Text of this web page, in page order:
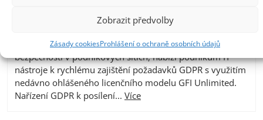
Zobrazit předvolby
Zásady cookiesProhlášení o ochraně osobních údajů
pomůže SMB firmám vyřešit zbývající požadavky
května 2018 – Společnost GFI Software,dodavatel řešení
bezpečnosti v podnikových sítích, nabízí podnikům IT
nástroje k rychlému zajištění požadavků GDPR s využitím
nedávno ohlášeného licenčního modelu GFI Unlimited.
Nařízení GDPR k posílení... Více